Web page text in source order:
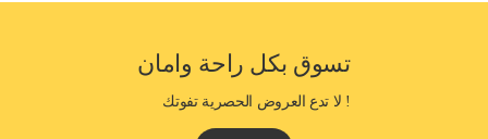
تسوق بكل راحة وامان
! لا تدع العروض الحصرية تفوتك